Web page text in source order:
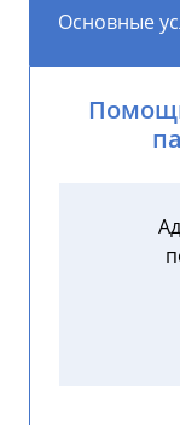
Основные